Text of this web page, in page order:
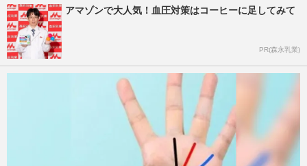
アマゾンで大人気！血圧対策はコーヒーに足してみて
PR(森永乳業)